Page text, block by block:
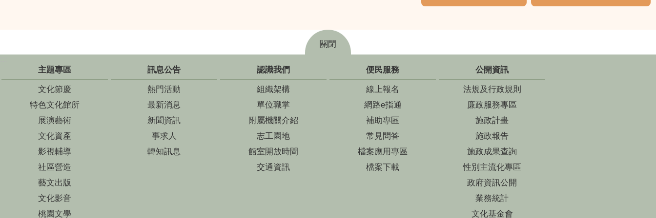
關閉
主題專區
文化節慶
特色文化館所
展演藝術
文化資產
影視輔導
社區營造
藝文出版
文化影音
桃園文學
訊息公告
熱門活動
最新消息
新聞資訊
事求人
轉知訊息
認識我們
組織架構
單位職掌
附屬機關介紹
志工園地
館室開放時間
交通資訊
便民服務
線上報名
網路e指通
補助專區
常見問答
檔案應用專區
檔案下載
公開資訊
法規及行政規則
廉政服務專區
施政計畫
施政報告
施政成果查詢
性別主流化專區
政府資訊公開
業務統計
文化基金會